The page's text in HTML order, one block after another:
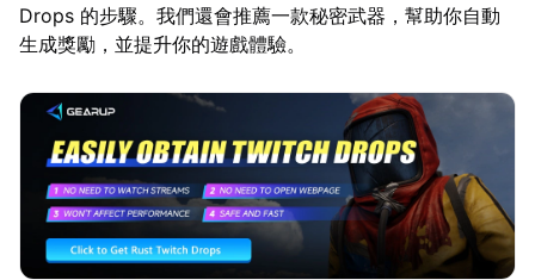
Drops 的步驟。我們還會推薦一款秘密武器，幫助你自動
生成獎勵，並提升你的遊戲體驗。